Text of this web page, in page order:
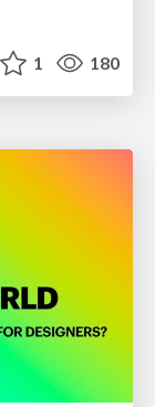
1 180